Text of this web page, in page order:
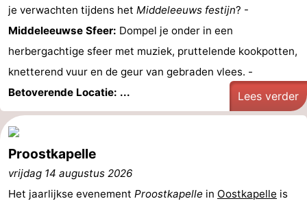
je verwachten tijdens het Middeleeuws festijn? -
Middeleeuwse Sfeer: Dompel je onder in een
herbergachtige sfeer met muziek, pruttelende kookpotten,
knetterend vuur en de geur van gebraden vlees. -
Betoverende Locatie: ...
Lees verder
Proostkapelle
vrijdag 14 augustus 2026
Het jaarlijkse evenement Proostkapelle in Oostkapelle is